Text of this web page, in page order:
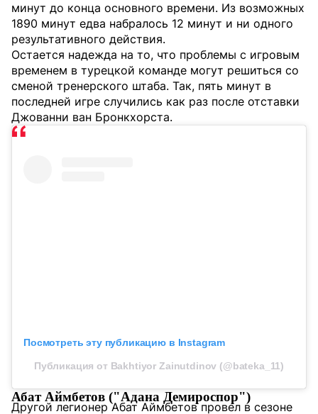
минут до конца основного времени. Из возможных
1890 минут едва набралось 12 минут и ни одного
результативного действия.
Остается надежда на то, что проблемы с игровым
временем в турецкой команде могут решиться со
сменой тренерского штаба. Так, пять минут в
последней игре случились как раз после отставки
Джованни ван Бронкхорста.
Посмотреть эту публикацию в Instagram
Публикация от Bakhtiyor Zainutdinov (@bateka_11)
Абат Аймбетов ("Адана Демироспор")
Другой легионер Абат Аймбетов провел в сезоне